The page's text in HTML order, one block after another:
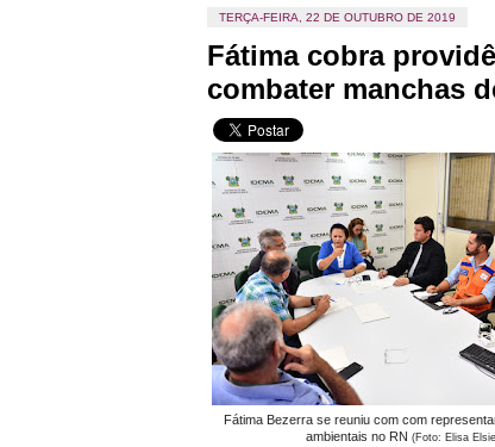
TERÇA-FEIRA, 22 DE OUTUBRO DE 2019
Fátima cobra
combater manchas
Fátima Bezerra se reuniu com com
ambientais no RN (Foto: Elisa